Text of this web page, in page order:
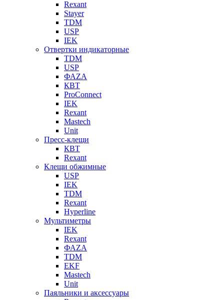
Rexant
Stayer
TDM
USP
IEK
Отвертки индикаторные
TDM
USP
ФАZА
КВТ
ProConnect
IEK
Rexant
Mastech
Unit
Пресс-клещи
КВТ
Rexant
Клещи обжимные
USP
IEK
TDM
Rexant
Hyperline
Мультиметры
IEK
Rexant
ФАZА
TDM
EKF
Mastech
Unit
Паяльники и аксессуары